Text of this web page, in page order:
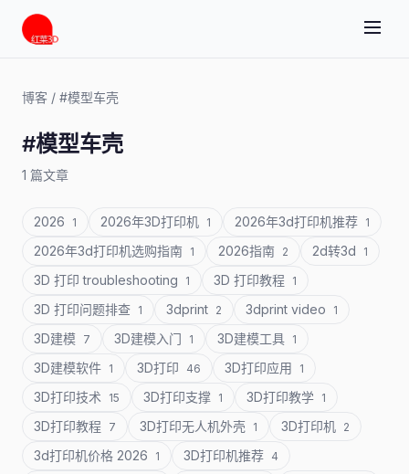
博客 / #模型车壳
#模型车壳
1 篇文章
2026 1 2026年3D打印机 1 2026年3d打印机推荐 1
2026年3d打印机选购指南 1 2026指南 2 2d转3d 1
3D 打印 troubleshooting 1 3D 打印教程 1
3D 打印问题排查 1 3dprint 2 3dprint video 1
3D建模 7 3D建模入门 1 3D建模工具 1
3D建模软件 1 3D打印 46 3D打印应用 1
3D打印技术 15 3D打印支撑 1 3D打印教学 1
3D打印教程 7 3D打印无人机外壳 1 3D打印机 2
3d打印机价格 2026 1 3D打印机推荐 4